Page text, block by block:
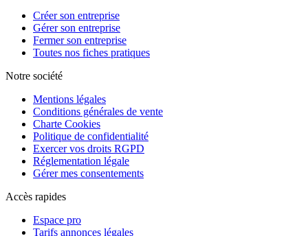
Créer son entreprise
Gérer son entreprise
Fermer son entreprise
Toutes nos fiches pratiques
Notre société
Mentions légales
Conditions générales de vente
Charte Cookies
Politique de confidentialité
Exercer vos droits RGPD
Réglementation légale
Gérer mes consentements
Accès rapides
Espace pro
Tarifs annonces légales